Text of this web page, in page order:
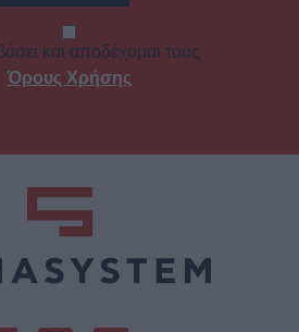
και αποδέχομαι τους
Όρους Χρήσης